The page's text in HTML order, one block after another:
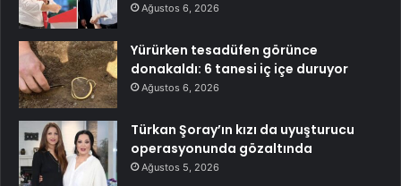
Ağustos 6, 2026
Yürürken tesadüfen görünce
donakaldı: 6 tanesi iç içe duruyor
Ağustos 6, 2026
Türkan Şoray’ın kızı da uyuşturucu
operasyonunda gözaltında
Ağustos 5, 2026